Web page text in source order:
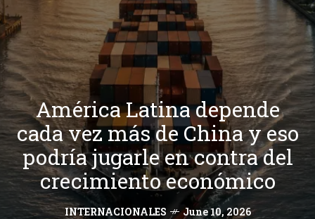
América Latina depende
cada vez más de China y eso
podría jugarle en contra del
crecimiento económico
INTERNACIONALES June 10, 2026